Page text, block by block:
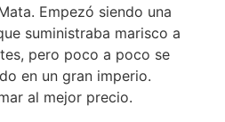
Empezó siendo una
suministraba marisco a
pero poco a poco se
en un gran imperio.
al mejor precio.